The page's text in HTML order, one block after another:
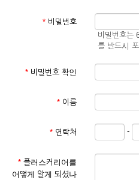
것으로 간주됩니다.
제3조 (약관의 외 준칙)
관계법령의 규정에 따릅니다.
① 서비스 이용계약은 서비스 이
를 심사, 승낙함으로써 성립하
차를 밟을 수 있습니다.
* 비밀번호
비밀번호는
를 반드시
* 비밀번호 확인
* 이름
* 연락처 -
* 플러스커리어를
어떻게 알게 되셨나